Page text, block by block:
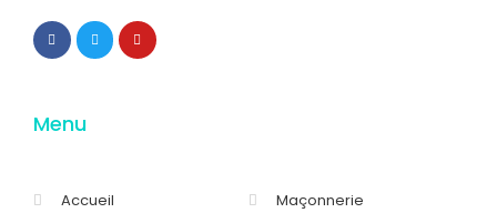
Menu
Accueil
Maçonnerie